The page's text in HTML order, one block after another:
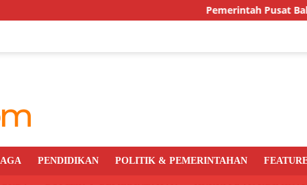
Pemerintah Pusat Bakal Libatkan
PENDIDIKAN POLITIK & PEMERINTAHAN